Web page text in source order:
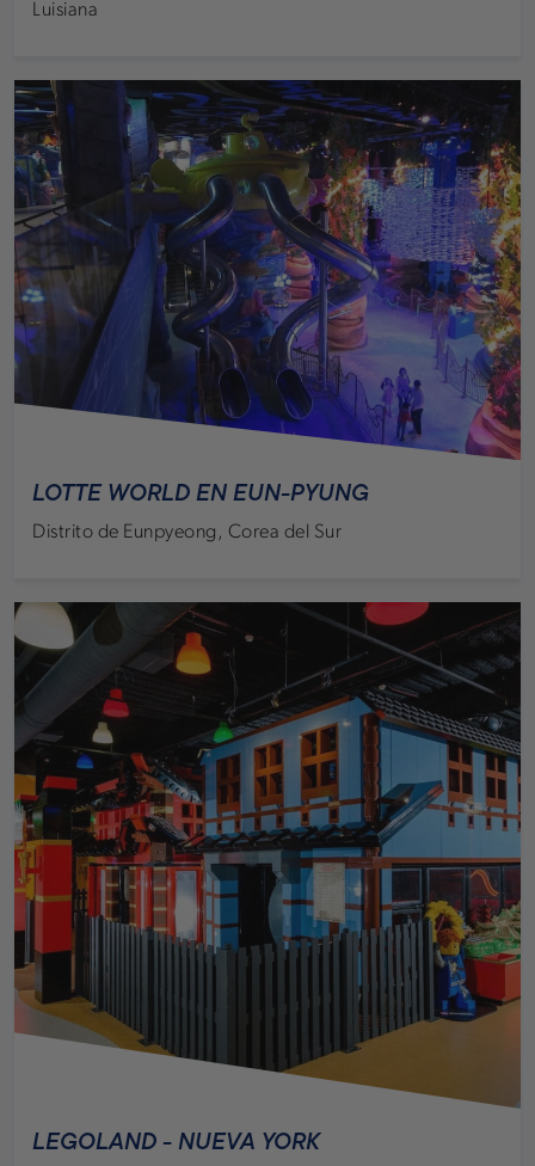
Luisiana
LOTTE WORLD EN EUN-PYUNG
Distrito de Eunpyeong, Corea del Sur
LEGOLAND - NUEVA YORK